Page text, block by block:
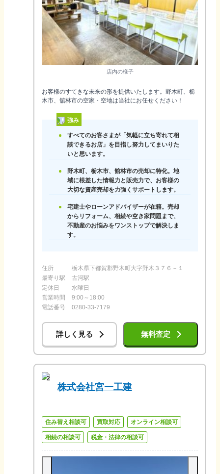
店内の様子
お客様のすてきな未来の形を提供いたします。野木町、栃
木市、舘林市の空家・空地は当社にお任せください！
強み
すべてのお客さまが「気軽に立ち寄れて相
談できるお店」を目指し努力してまいりた
いと思います。
野木町、栃木市、館林市の売却に特化。地
域に根差した情報力と販売力で、お客様の
大切な資産売却を力強くサポートします。
宅建士やローンアドバイザーが在籍。売却
からリフォーム、相続や空き家問題まで、
不動産のお悩みをワンストップで解決しま
す。
住所
栃木県下都賀郡野木町大字野木３７６－１
最寄り駅
古河駅
定休日
水曜日
営業時間
9:00～18:00
電話番号
0280-33-7179
詳しく見る 無料査定
2
株式会社宮一工建
住み替え相談可 買取対応 オンライン相談可
相続の相談可 税金・法律の相談可